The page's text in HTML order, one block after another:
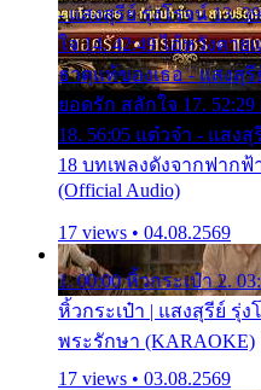
- แสงสุรีย์ รุ่งโรจน์ 13.
ใจ 14. 42:49 ไอ้หวังตา
ธาตุแท้ของเธอ - แสงสุรี
ยอดรัก สลักใจ 17.
18. 56:05 แต๋วจ๋า - แสง
18 บทเพลงดังจากฟากฟ้
(Official Audio)
17 views • 04.08.2569
1. 00:00 หิ้วกระเป๋า 2.
หิ้วกระเป๋า | แสงสุรีย์ รุ่ง
พระรักษา (KARAOKE)
17 views • 03.08.2569